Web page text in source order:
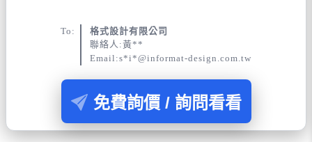
To:
格式設計有限公司
聯絡人:黃**
Email:s*i*@informat-design.com.tw
免費詢價 / 詢問看看